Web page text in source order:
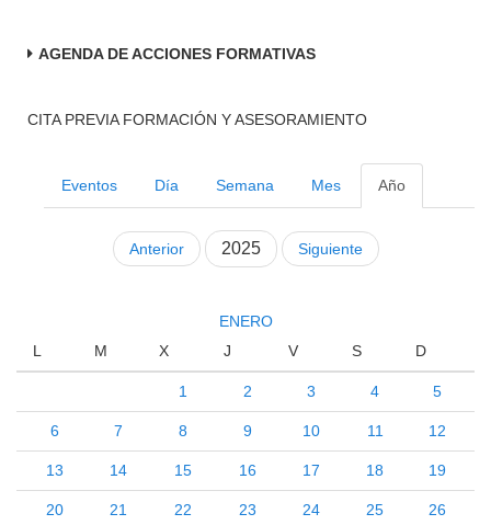
AGENDA DE ACCIONES FORMATIVAS
CITA PREVIA FORMACIÓN Y ASESORAMIENTO
Eventos Día Semana Mes Año
Anterior 2025 Siguiente
ENERO
L
M X J V S D
1 2 3 4 5
6 7 8 9 10 11 12
13 14 15 16 17 18 19
20 21 22 23 24 25 26